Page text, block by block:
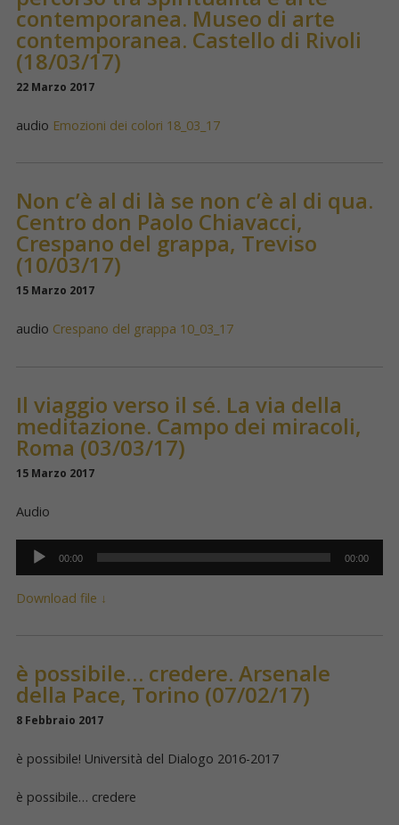
contemporanea. Museo di arte
contemporanea. Castello di Rivoli
(18/03/17)
22 Marzo 2017
audio Emozioni dei colori 18_03_17
Non c’è al di là se non c’è al di qua.
Centro don Paolo Chiavacci,
Crespano del grappa, Treviso
(10/03/17)
15 Marzo 2017
audio Crespano del grappa 10_03_17
Il viaggio verso il sé. La via della
meditazione. Campo dei miracoli,
Roma (03/03/17)
15 Marzo 2017
Audio
Audio
Player
00:00 00:00
Download file ↓
è possibile… credere. Arsenale
della Pace, Torino (07/02/17)
8 Febbraio 2017
è possibile! Università del Dialogo 2016-2017
è possibile… credere